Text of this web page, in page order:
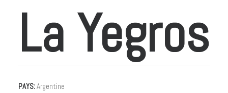
La Yegros
PAYS:Argentine